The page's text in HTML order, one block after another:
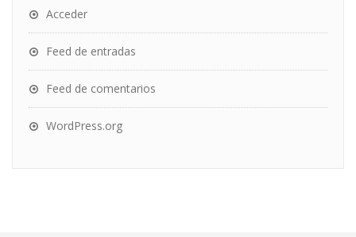
Acceder
Feed de entradas
Feed de comentarios
WordPress.org